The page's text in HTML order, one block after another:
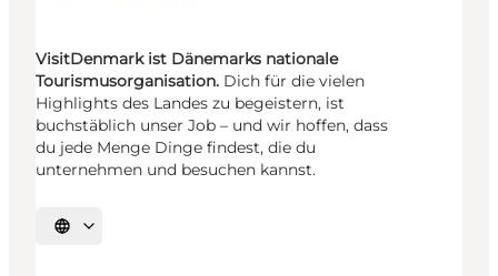
VisitDenmark ist Dänemarks nationale
Tourismusorganisation. Dich für die vielen
Highlights des Landes zu begeistern, ist
buchstäblich unser Job – und wir hoffen, dass
du jede Menge Dinge findest, die du
unternehmen und besuchen kannst.
Sprache auswählen